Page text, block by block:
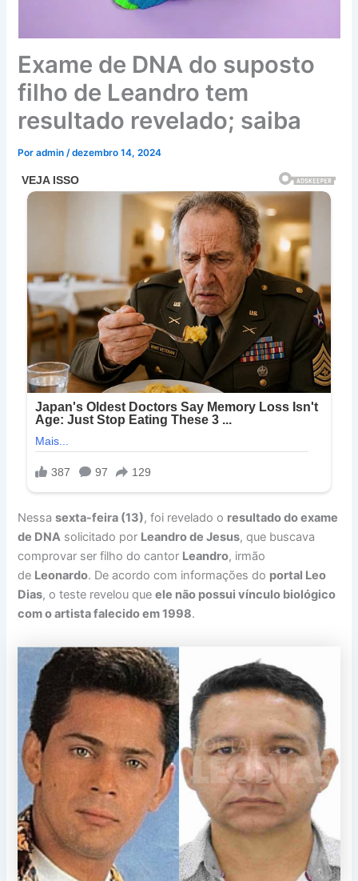
Exame de DNA do suposto
filho de Leandro tem
resultado revelado; saiba
Poradmin/dezembro 14, 2024
Nessasexta-feira (13), foi revelado o resultado do exame
de DNA solicitado por Leandro de Jesus, que buscava
comprovar ser filho do cantor Leandro, irmão
de Leonardo. De acordo com informações do portal Leo
Dias, o teste revelou queele não possui vínculo biológico
com o artista falecido em 1998.